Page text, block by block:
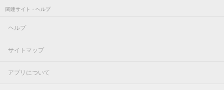
関連サイト・ヘルプ
ヘルプ
サイトマップ
アプリについて